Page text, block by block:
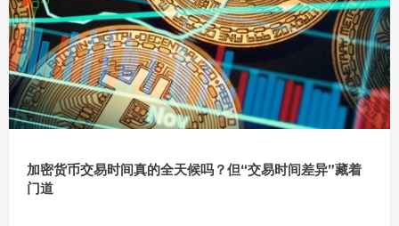
加密货币交易时间真的全天候吗？但“交易时间差异”藏着
门道